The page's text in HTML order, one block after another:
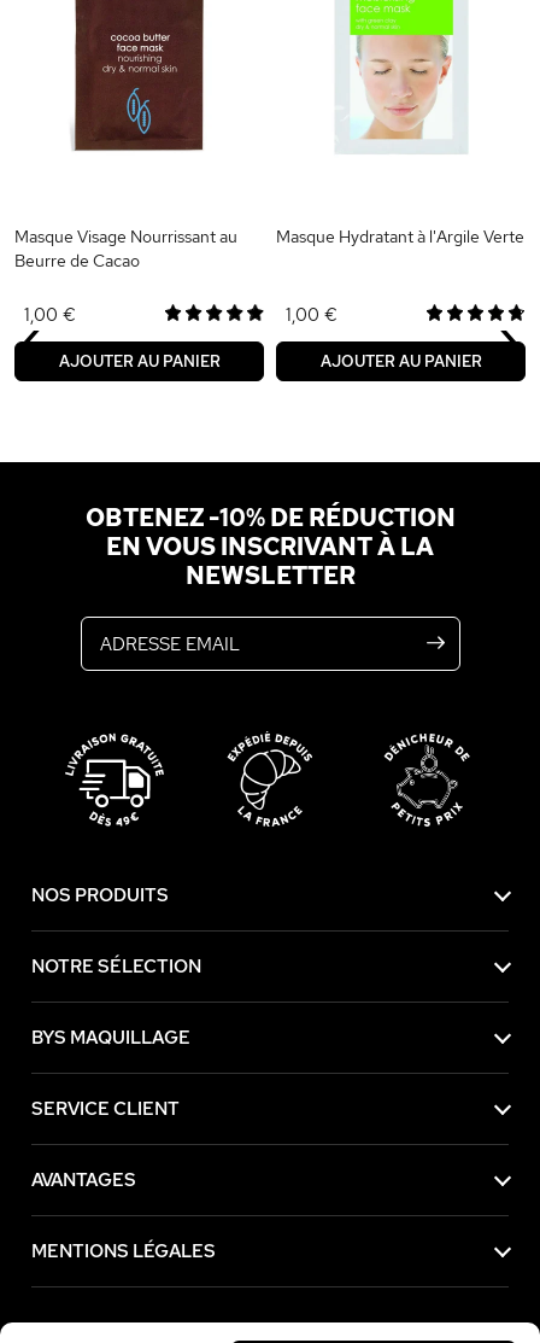
Masque Visage Nourrissant au
Beurre de Cacao
1,00 €
AJOUTER AU PANIER
Masque Hydratant à l'Argile Verte
1,00 €
AJOUTER AU PANIER
‹ ›
OBTENEZ -10% DE RÉDUCTION
EN VOUS INSCRIVANT À LA
NEWSLETTER
NOS PRODUITS
NOTRE SÉLECTION
BYS MAQUILLAGE
SERVICE CLIENT
AVANTAGES
MENTIONS LÉGALES